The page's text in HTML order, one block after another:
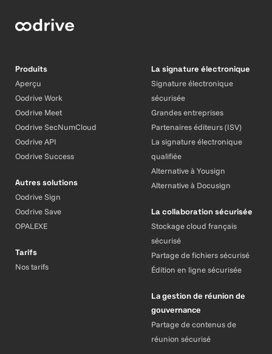
Produits
Aperçu
Oodrive Work
Oodrive Meet
Oodrive SecNumCloud
Oodrive API
Oodrive Success
Autres solutions
Oodrive Sign
Oodrive Save
OPALEXE
Tarifs
Nos tarifs
La signature électronique
Signature électronique
sécurisée
Grandes entreprises
Partenaires éditeurs (ISV)
La signature électronique
qualifiée
Alternative à Yousign
Alternative à Docusign
La collaboration sécurisée
Stockage cloud français
sécurisé
Partage de fichiers sécurisé
Édition en ligne sécurisée
La gestion de réunion de
gouvernance
Partage de contenus de
réunion sécurisé